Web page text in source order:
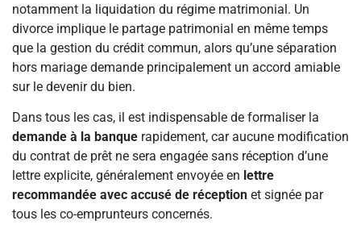
notamment la liquidation du régime matrimonial. Un
divorce implique le partage patrimonial en même temps
que la gestion du crédit commun, alors qu’une séparation
hors mariage demande principalement un accord amiable
sur le devenir du bien.
Dans tous les cas, il est indispensable de formaliser la
demande à la banque rapidement, car aucune modification
du contrat de prêt ne sera engagée sans réception d’une
lettre explicite, généralement envoyée en lettre
recommandée avec accusé de réception et signée par
tous les co-emprunteurs concernés.